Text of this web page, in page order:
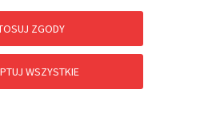
POMOC
ZGODY
WSZYSTKIE